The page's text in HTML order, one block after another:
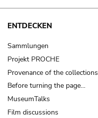
ENTDECKEN
Sammlungen
Projekt PROCHE
Provenance of the collections
Before turning the page…
MuseumTalks
Film discussions